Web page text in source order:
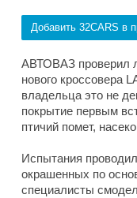
Добавить 32CARS в
АВТОВАЗ проверил
нового кроссовера
владельца это не
покрытие первым
птичий помет,
Испытания
окрашенных по
специалисты